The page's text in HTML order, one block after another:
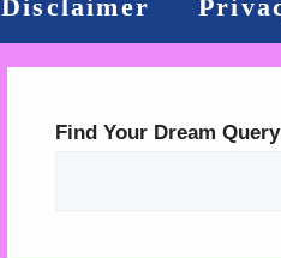
Disclaimer
Find Your Dream